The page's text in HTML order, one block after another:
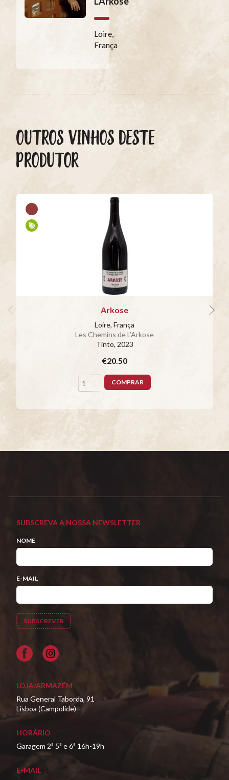
Loire,
França
OUTROS VINHOS DESTE
PRODUTOR
Arkose
Loire, França
Les Chemins de L’Arkose
Tinto, 2023
€20.50
COMPRAR
SUBSCREVA A NOSSA NEWSLETTER
NOME
E-MAIL
Facebook
LOJA/ARMAZÉM
Rua General Taborda, 91
Lisboa (Campolide)
HORÁRIO
Garagem 2ª 5ª e 6ª 16h-19h
E-MAIL